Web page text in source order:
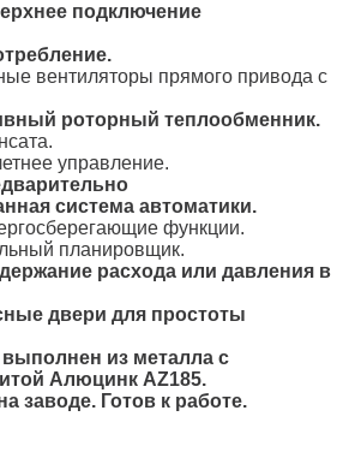
подключение
вентиляторы прямого привода с
роторный теплообменник.
управление.
система автоматики.
функции.
планировщик.
расхода или давления в
двери для простоты
выполнен из металла с
Алюцинк AZ185.
заводе. Готов к работе.